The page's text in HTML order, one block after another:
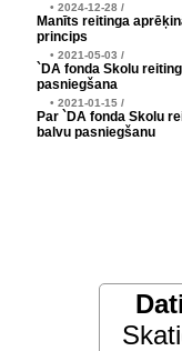
• 2024-12-28 /
Manīts reitinga
princips
• 2021-05-03 /
`DA fonda Skolu
pasniegšana
• 2021-01-15 /
Par `DA fonda Skolu
balvu pasniegšanu